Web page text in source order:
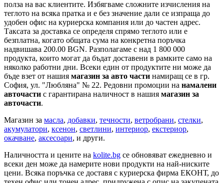
полза на вас клиентите. Избягваме сложните изчисления на
теглото на всяка пратка и е без значение дали се изпраща до
удобен офис на куриерска компания или до частен адрес.
Таксата за доставка се определя спрямо теглото или е
безплатна, когато общата сума на конкретна поръчка
надвишава 200.00 BGN. Разполагаме с над 1 800 000
продукта, които могат да бъдат доставени в рамките само на
няколко работни дни. Всеки един от продуктите ни може да
бъде взет от нашия магазин за авто части намиращ се в гр.
София, ул. "Любляна" № 22. Редовни промоции на намалени
авточасти с гарантирана наличност в нашия магазин за
авточасти.
Магазин за масла, добавки, течности, ветробрани, стелки,
акумулатори, ксенон, светлини, интериор, екстериор,
окачване, аксесоари, и други.
Наличността и цените на kolite.bg се обновяват ежедневно и
всеки ден може да намерите нови продукти на най-ниските
цени. Всяка поръчка се доставя с куриерска фирма ЕКОНТ, до